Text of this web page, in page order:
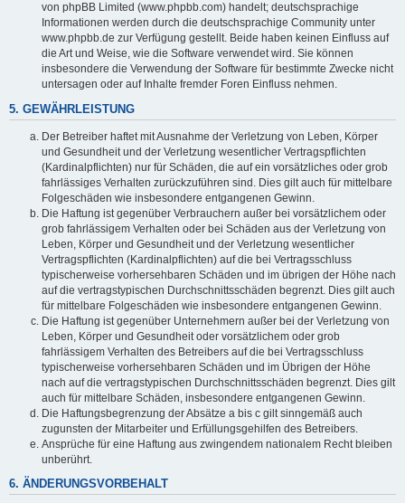
von phpBB Limited (www.phpbb.com) handelt; deutschsprachige
Informationen werden durch die deutschsprachige Community unter
www.phpbb.de zur Verfügung gestellt. Beide haben keinen Einfluss auf
die Art und Weise, wie die Software verwendet wird. Sie können
insbesondere die Verwendung der Software für bestimmte Zwecke nicht
untersagen oder auf Inhalte fremder Foren Einfluss nehmen.
5. GEWÄHRLEISTUNG
Der Betreiber haftet mit Ausnahme der Verletzung von Leben, Körper
und Gesundheit und der Verletzung wesentlicher Vertragspflichten
(Kardinalpflichten) nur für Schäden, die auf ein vorsätzliches oder grob
fahrlässiges Verhalten zurückzuführen sind. Dies gilt auch für mittelbare
Folgeschäden wie insbesondere entgangenen Gewinn.
Die Haftung ist gegenüber Verbrauchern außer bei vorsätzlichem oder
grob fahrlässigem Verhalten oder bei Schäden aus der Verletzung von
Leben, Körper und Gesundheit und der Verletzung wesentlicher
Vertragspflichten (Kardinalpflichten) auf die bei Vertragsschluss
typischerweise vorhersehbaren Schäden und im übrigen der Höhe nach
auf die vertragstypischen Durchschnittsschäden begrenzt. Dies gilt auch
für mittelbare Folgeschäden wie insbesondere entgangenen Gewinn.
Die Haftung ist gegenüber Unternehmern außer bei der Verletzung von
Leben, Körper und Gesundheit oder vorsätzlichem oder grob
fahrlässigem Verhalten des Betreibers auf die bei Vertragsschluss
typischerweise vorhersehbaren Schäden und im Übrigen der Höhe
nach auf die vertragstypischen Durchschnittsschäden begrenzt. Dies gilt
auch für mittelbare Schäden, insbesondere entgangenen Gewinn.
Die Haftungsbegrenzung der Absätze a bis c gilt sinngemäß auch
zugunsten der Mitarbeiter und Erfüllungsgehilfen des Betreibers.
Ansprüche für eine Haftung aus zwingendem nationalem Recht bleiben
unberührt.
6. ÄNDERUNGSVORBEHALT